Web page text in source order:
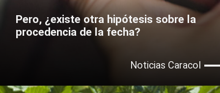
Pero, ¿existe otra hipótesis sobre la
procedencia de la fecha?
Noticias Caracol